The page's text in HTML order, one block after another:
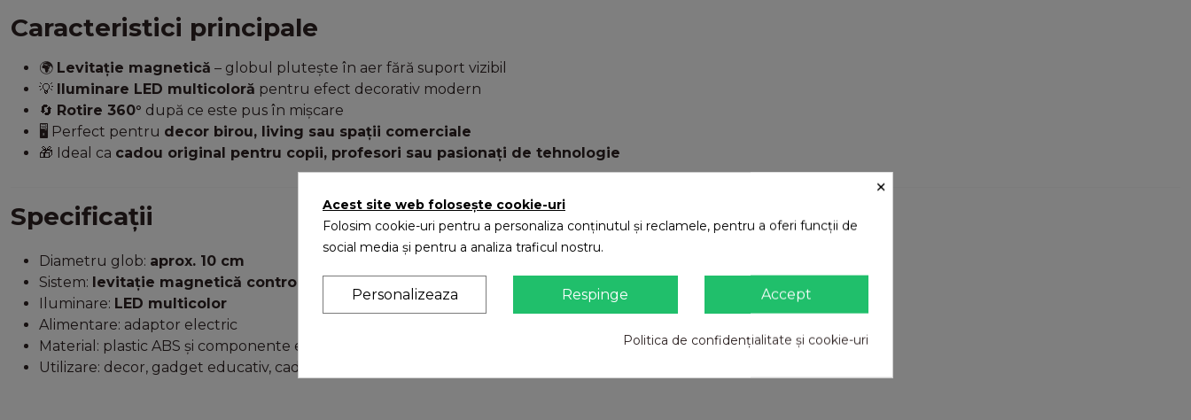
Caracteristici principale
🌍 Levitație magnetică – globul plutește în aer fără suport vizibil
💡
Iluminare LED multicoloră pentru efect decorativ modern
🔄 Rotire 360° după ce este pus în mișcare
🖥️ Perfect pentru decor birou, living sau spații comerciale
🎁 Ideal ca cadou original pentru copii, profesori sau pasionați de tehnologie
Specificații
Diametru glob: aprox. 10 cm
Sistem: levitație magnetică controlată electronic
Iluminare: LED multicolor
Alimentare: adaptor electric
Material: plastic ABS și componente electromagnetice
Utilizare: decor, gadget educativ, cadou
×
Acest site web folosește cookie-uri
Folosim cookie-uri pentru a personaliza conținutul și reclamele, pentru a oferi funcții de
social media și pentru a analiza traficul nostru.
Personalizeaza Respinge Accept
Politica de confidențialitate și cookie-uri